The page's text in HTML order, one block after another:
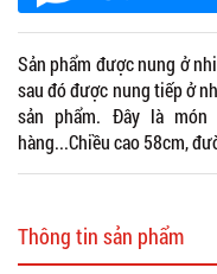
Sản phẩm được nung ở
sau đó được nung tiếp ở
sản phẩm. Đây là
hàng...Chiều cao 58cm,
Thông tin sản phẩm